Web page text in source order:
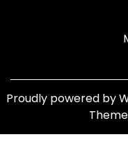
Proudly powered by
Theme